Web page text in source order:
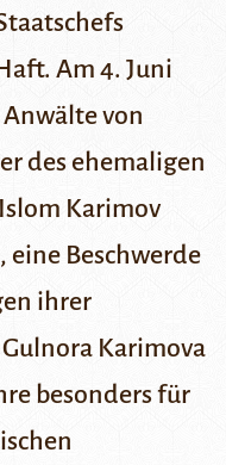
Am 4. Juni
Anwälte von
des ehemaligen
Islom Karimov
eine Beschwerde
ihrer
Karimova
besonders für